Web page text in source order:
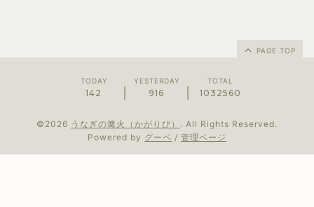
PAGE TOP
TODAY
142
YESTERDAY
916
TOTAL
1032560
©2026 うなぎの篝火（かがりび） . All Rights Reserved.
Powered by グーペ / 管理ページ